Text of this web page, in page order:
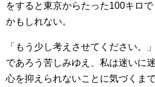
をすると東京からたった100キロ
かもしれない。
「もう少し考えさせてください。
であろう苦しみゆえ、私は迷いに
心を抑えられないことに気づくま